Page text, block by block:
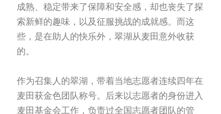
成熟、稳定带来了保障和安全感，却也丧失了探
索新鲜的趣味，以及征服挑战的成就感。而这
些，是在助人的快乐外，翠湖从麦田意外收获
的。
作为召集人的翠湖，带着当地志愿者连续四年在
麦田获金色团队称号。后来以志愿者的身份进入
麦田基金会工作，负责过全国志愿者团队的管